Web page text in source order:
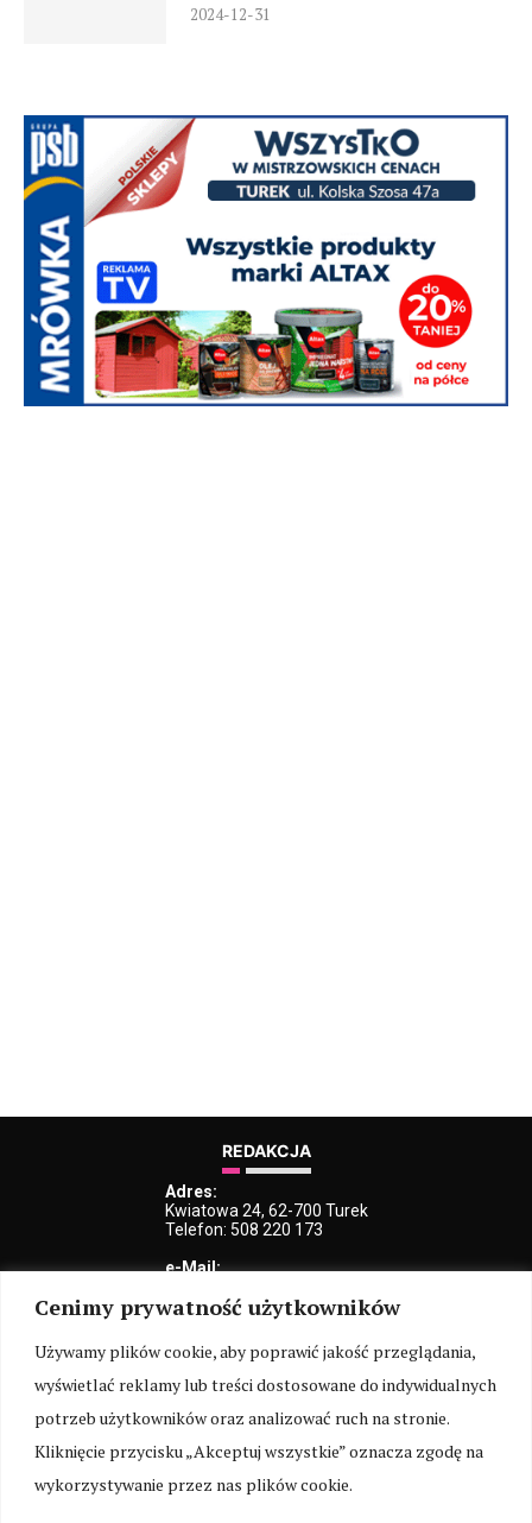
Cenimy prywatność użytkowników
Używamy plików cookie, aby poprawić jakość przeglądania,
wyświetlać reklamy lub treści dostosowane do indywidualnych
potrzeb użytkowników oraz analizować ruch na stronie.
Kliknięcie przycisku „Akceptuj wszystkie” oznacza zgodę na
wykorzystywanie przez nas plików cookie.
2024-12-31
REDAKCJA
Adres:
Kwiatowa 24, 62-700 Turek
Telefon: 508 220 173
e-Mail:
redakcja@iturek.net
reklama@iturek.net
MENU
Redakcja Polityka prywatności O nas Kontakt
SOCIAL MEDIA